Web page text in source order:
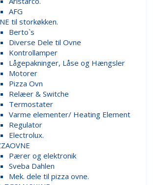
AFG
til storkøkken.
Berto`s
Diverse Dele til Ovne
Kontrollamper
Lågepakninger, Låse og Hængsler
Motorer
Pizza Ovn
Relæer & Switche
Termostater
Varme elementer/ Heating Element
Regulator
Electrolux.
Pærer og elektronik
Sveba Dahlen
Mek. dele til pizza ovne.